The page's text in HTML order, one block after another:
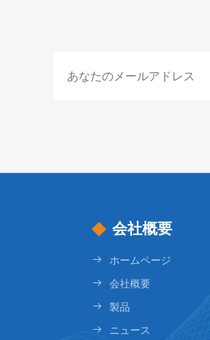
会社概要
ホームページ
会社概要
製品
ニュース